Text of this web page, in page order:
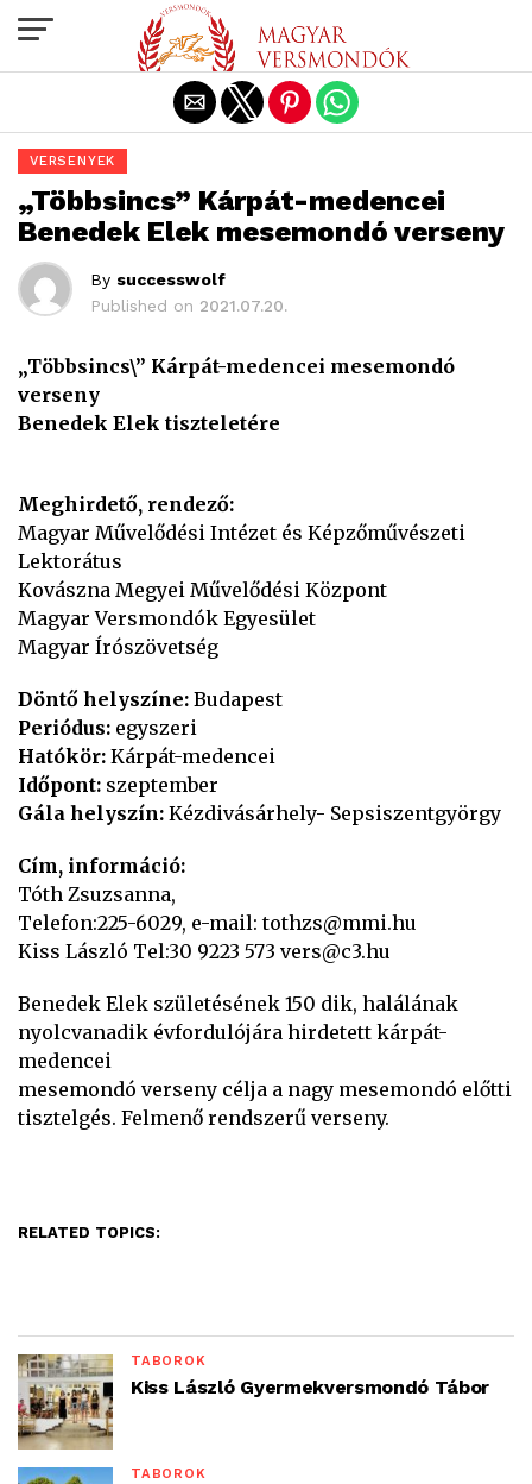
VERSENYEK
„Többsincs” Kárpát-medencei
Benedek Elek mesemondó verseny
By successwolf
Published on 2021.07.20.
„Többsincs\” Kárpát-medencei mesemondó
verseny
Benedek Elek tiszteletére
Meghirdető, rendező:
Magyar Művelődési Intézet és Képzőművészeti
Lektorátus
Kovászna Megyei Művelődési Központ
Magyar Versmondók Egyesület
Magyar Írószövetség
Döntő helyszíne: Budapest
Periódus: egyszeri
Hatókör: Kárpát-medencei
Időpont: szeptember
Gála helyszín: Kézdivásárhely- Sepsiszentgyörgy
Cím, információ:
Tóth Zsuzsanna,
Telefon:225-6029, e-mail: tothzs@mmi.hu
Kiss László Tel:30 9223 573 vers@c3.hu
Benedek Elek születésének 150 dik, halálának
nyolcvanadik évfordulójára hirdetett kárpát-
medencei
mesemondó verseny célja a nagy mesemondó előtti
tisztelgés. Felmenő rendszerű verseny.
RELATED TOPICS:
TÁBOROK
Kiss László Gyermekversmondó Tábor
TÁBOROK
Exit mobile version